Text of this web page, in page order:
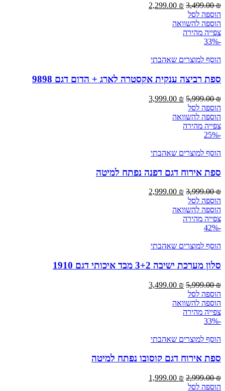
3,499.00₪
המחיר
היה:
3,499.00 ₪.
2,299.00 ₪
הוספה לסל
הוספה להשוואה
צפייה מהירה
-33%
הוסף למוצרים שאהבתי
ספת רביצה ענקית אקסטרה לארג + הדום דגם 9898
5,999.00₪
המחיר
היה:
5,999.00 ₪.
3,999.00 ₪
הוספה לסל
הוספה להשוואה
צפייה מהירה
-25%
הוסף למוצרים שאהבתי
ספת אירוח דגם דפנה נפתח למיטה
3,999.00₪
המחיר
היה:
3,999.00 ₪.
2,999.00 ₪
הוספה לסל
הוספה להשוואה
צפייה מהירה
-42%
הוסף למוצרים שאהבתי
סלון מערכת ישיבה 3+2 מבד איכותי דגם 1910
5,999.00₪
המחיר
היה:
5,999.00 ₪.
3,499.00 ₪
הוספה לסל
הוספה להשוואה
צפייה מהירה
-33%
הוסף למוצרים שאהבתי
ספת אירוח דגם קוסובו נפתח למיטה
2,999.00₪
המחיר
1,999.00 ₪
הוספה לסל